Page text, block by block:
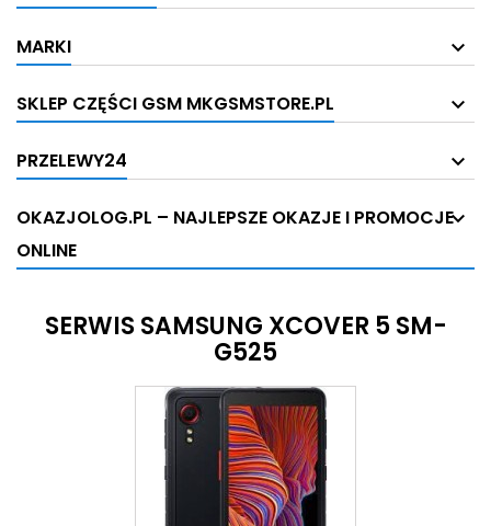
MARKI
SKLEP CZĘŚCI GSM MKGSMSTORE.PL
PRZELEWY24
OKAZJOLOG.PL – NAJLEPSZE OKAZJE I PROMOCJE
ONLINE
SERWIS SAMSUNG XCOVER 5 SM-
G525